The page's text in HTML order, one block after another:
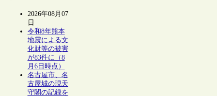
2026年08月07
日
令和8年熊本
地震による文
化財等の被害
が83件に（8
月6日時点）
名古屋市、名
古屋城の現天
守閣の記録を